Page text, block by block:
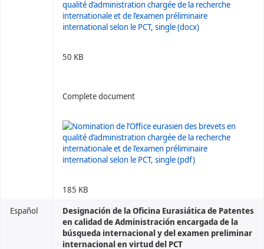
50 KB
Complete document
185 KB
Español
Designación de la Oficina Eurasiática de Patentes
en calidad de Administración encargada de la
búsqueda internacional y del examen preliminar
internacional en virtud del PCT